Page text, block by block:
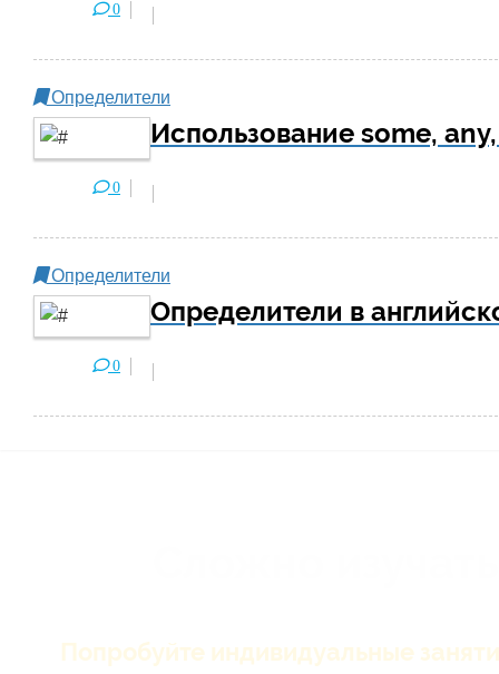
0
Определители
Использование some,
0
Определители
Определители в
0
Попробуйте индивидуальные